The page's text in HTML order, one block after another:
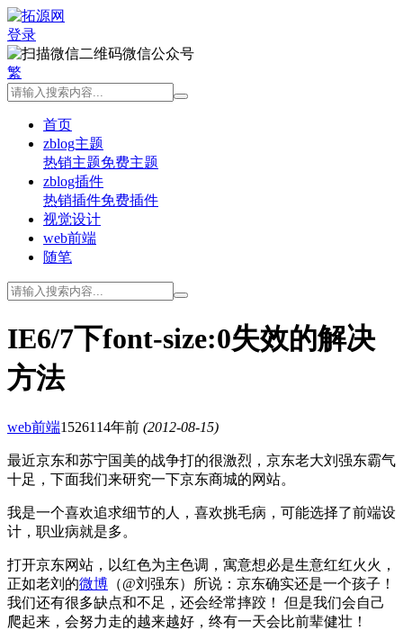
登录
微信公众号
繁
首页
zblog主题
热销主题免费主题
zblog插件
热销插件免费插件
视觉设计
web前端
随笔
IE6/7下font-size:0失效的解决
方法
web前端15261 14年前 (2012-08-15)
最近京东和苏宁国美的战争打的很激烈，京东老大刘强东霸气
十足，下面我们来研究一下京东商城的网站。
我是一个喜欢追求细节的人，喜欢挑毛病，可能选择了前端设
计，职业病就是多。
打开京东网站，以红色为主色调，寓意想必是生意红红火火，
正如老刘的微博 （@刘强东）所说：京东确实还是一个孩子！
我们还有很多缺点和不足，还会经常摔跤！ 但是我们会自己
爬起来，会努力走的越来越好，终有一天会比前辈健壮！